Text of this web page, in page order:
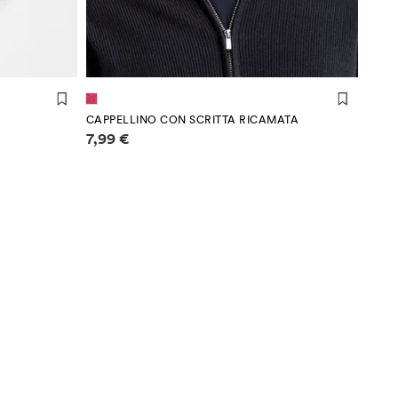
CAPPELLINO CON SCRITTA RICAMATA
Informazioni sui prezzi
7,99 €